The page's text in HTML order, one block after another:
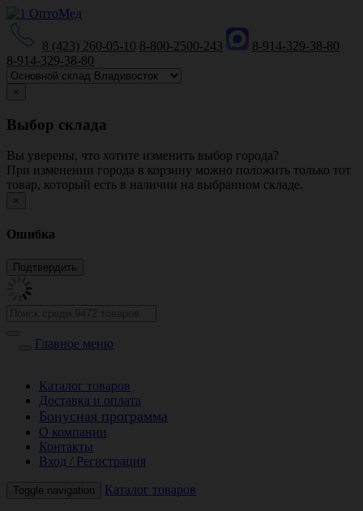
8 (423) 260-05-10 8-800-2500-243
8-914-329-38-80
8-914-329-38-80
×
Выбор склада
Вы уверены, что хотите изменить выбор города?
При изменении города в корзину можно положить только тот
товар, который есть в наличии на выбранном складе.
×
Ошибка
Главное меню
Каталог товаров
Доставка и оплата
Бонусная программа
О компании
Контакты
Вход / Регистрация
Toggle navigation Каталог товаров